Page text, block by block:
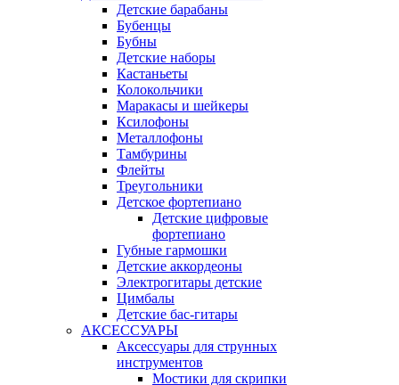
Детские барабаны
Бубенцы
Бубны
Детские наборы
Кастаньеты
Колокольчики
Маракасы и шейкеры
Ксилофоны
Металлофоны
Тамбурины
Флейты
Треугольники
Детское фортепиано
Детские цифровые
фортепиано
Губные гармошки
Детские аккордеоны
Электрогитары детские
Цимбалы
Детские бас-гитары
АКСЕССУАРЫ
Аксессуары для струнных
инструментов
Мостики для скрипки